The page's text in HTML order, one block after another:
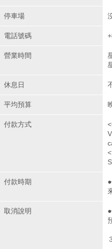
停車場
電話號碼
營業時間
休息日
平均預算
付款方式
付款時期
取消說明